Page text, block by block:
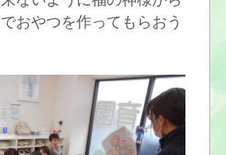
おやつを作ってもらおう